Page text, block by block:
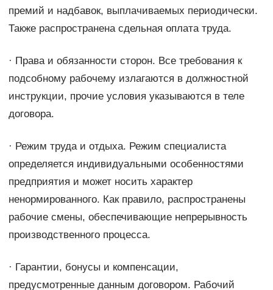
премий и надбавок, выплачиваемых периодически.
Также распространена сдельная оплата труда.
· Права и обязанности сторон. Все требования к
подсобному рабочему излагаются в должностной
инструкции, прочие условия указываются в теле
договора.
· Режим труда и отдыха. Режим специалиста
определяется индивидуальными особенностями
предприятия и может носить характер
ненормированного. Как правило, распространены
рабочие смены, обеспечивающие непрерывность
производственного процесса.
· Гарантии, бонусы и компенсации,
предусмотренные данным договором. Рабочий